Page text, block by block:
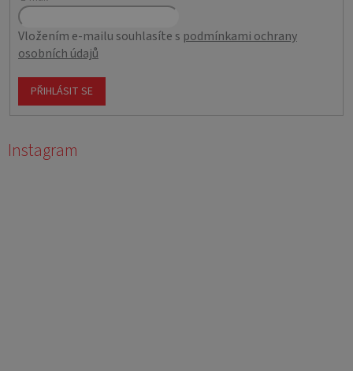
Vložením e-mailu souhlasíte s podmínkami ochrany
osobních údajů
PŘIHLÁSIT SE
Instagram